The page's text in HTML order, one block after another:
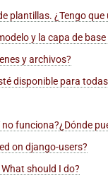
plantillas. ¿Tengo que
y la capa de
y archivos?
disponible para
funciona?¿Dónde
on django-users?
should I do?